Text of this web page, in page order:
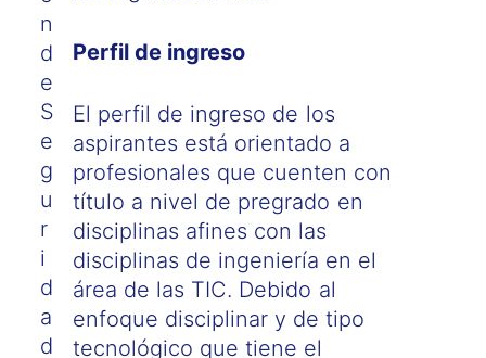
Perfil de ingreso
El perfil de ingreso de los
aspirantes está orientado a
profesionales que cuenten con
título a nivel de pregrado en
disciplinas afines con las
disciplinas de ingeniería en el
área de las TIC. Debido al
enfoque disciplinar y de tipo
tecnológico que tiene el
n
d
e
S
e
g
u
r
i
d
a
d